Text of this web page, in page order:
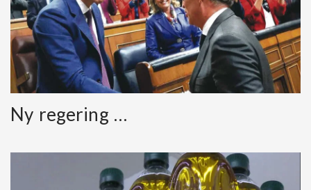
Ny regering …